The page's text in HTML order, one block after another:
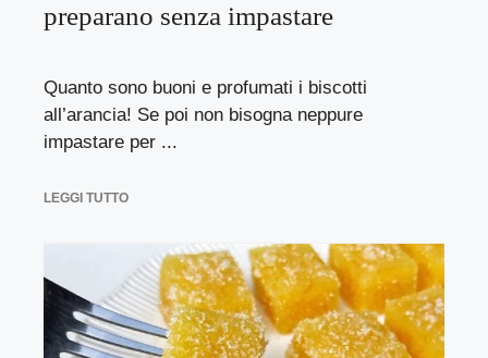
preparano senza impastare
Quanto sono buoni e profumati i biscotti
all’arancia! Se poi non bisogna neppure
impastare per ...
LEGGI TUTTO